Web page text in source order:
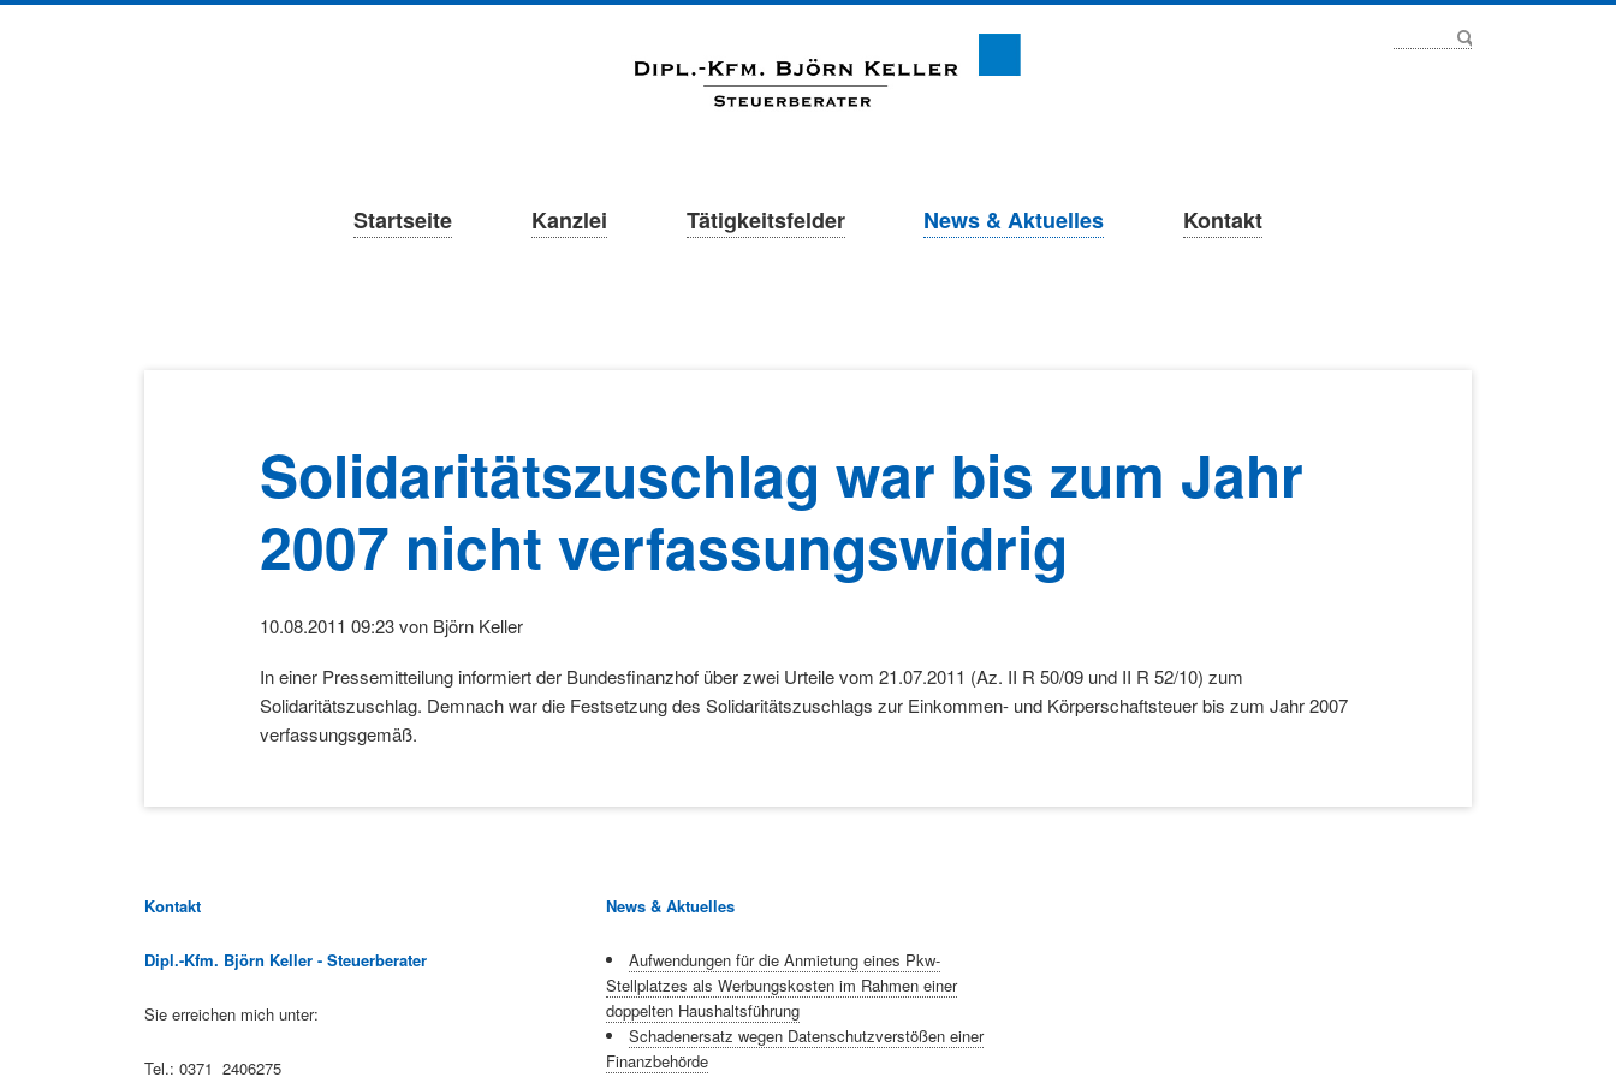
Navigation
überspringen
Startseite Kanzlei Tätigkeitsfelder News & Aktuelles Kontakt
Solidaritätszuschlag war bis zum Jahr
2007 nicht verfassungswidrig
10.08.2011 09:23von Björn Keller
In einer Pressemitteilung informiert der Bundesfinanzhof über zwei Urteile vom 21.07.2011 (Az. II R 50/09 und II R 52/10) zum
Solidaritätszuschlag. Demnach war die Festsetzung des Solidaritätszuschlags zur Einkommen- und Körperschaftsteuer bis zum Jahr 2007
verfassungsgemäß.
Kontakt
Dipl.-Kfm. Björn Keller - Steuerberater
Sie erreichen mich unter:
Tel.: 0371 2406275
News & Aktuelles
Aufwendungen für die Anmietung eines Pkw-
Stellplatzes als Werbungskosten im Rahmen einer
doppelten Haushaltsführung
Schadenersatz wegen Datenschutzverstößen einer
Finanzbehörde